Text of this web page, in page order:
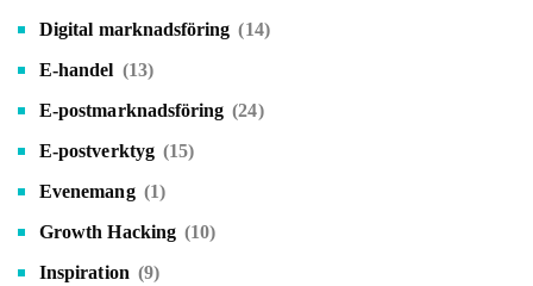
Digital marknadsföring (14)
E-handel (13)
E-postmarknadsföring (24)
E-postverktyg (15)
Evenemang (1)
Growth Hacking (10)
Inspiration (9)